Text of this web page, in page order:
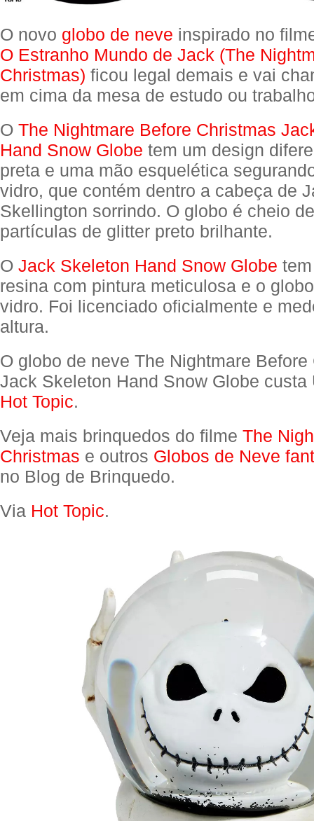
O novo globo de neve inspirado no
O Estranho Mundo de Jack (The
Christmas) ficou legal demais e vai
em cima da mesa de estudo ou
O The Nightmare Before Christmas
Hand Snow Globe tem um design
preta e uma mão esquelética
vidro, que contém dentro a cabeça de
Skellington sorrindo. O globo é cheio
partículas de glitter preto brilhante.
O Jack Skeleton Hand Snow Globe
resina com pintura meticulosa e o
vidro. Foi licenciado oficialmente e
altura.
O globo de neve The Nightmare Before
Jack Skeleton Hand Snow Globe custa
Hot Topic.
Veja mais brinquedos do filme The
Christmas e outros Globos de Neve
no Blog de Brinquedo.
Via Hot Topic.